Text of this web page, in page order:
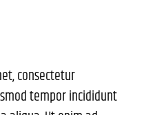
consectetur
tempor incididunt